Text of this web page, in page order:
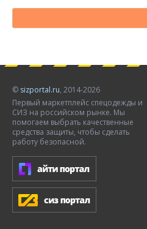
© sizportal.ru, 2014-2026
Первый маркетплейс спецодежды и
СИЗ на российском рынке. Мы
помогаем выбрать качественные
средства защиты, чтобы сделать
работу безопасной.